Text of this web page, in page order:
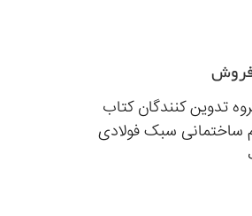
تدوین کنندگان کتاب
ساختمانی سبک فولادی